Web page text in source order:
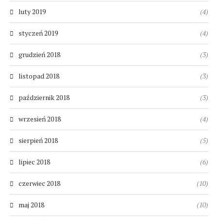
luty 2019 (4)
styczeń 2019 (4)
grudzień 2018 (3)
listopad 2018 (3)
październik 2018 (3)
wrzesień 2018 (4)
sierpień 2018 (5)
lipiec 2018 (6)
czerwiec 2018 (10)
maj 2018 (10)